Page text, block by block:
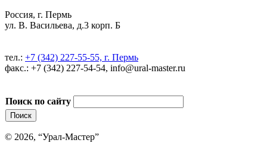
Россия, г. Пермь
ул. В. Васильева, д.3 корп. Б
тел.: +7 (342) 227-55-55, г. Пермь
факс.: +7 (342) 227-54-54, info@ural-master.ru
Поиск по сайту
© 2026, “Урал-Мастер”